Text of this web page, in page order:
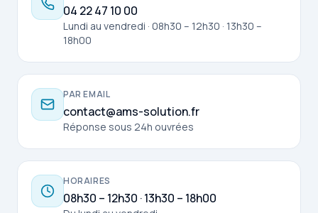
04 22 47 10 00
Lundi au vendredi · 08h30 – 12h30 · 13h30 –
18h00
PAR EMAIL
contact@ams-solution.fr
Réponse sous 24h ouvrées
HORAIRES
08h30 – 12h30 · 13h30 – 18h00